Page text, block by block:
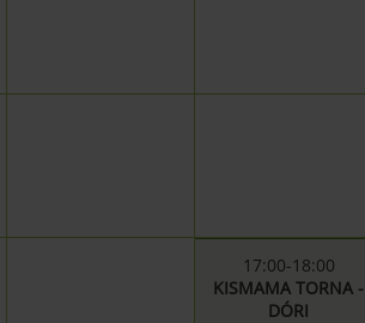
17:00-18:00
KISMAMA TORNA -
DÓRI